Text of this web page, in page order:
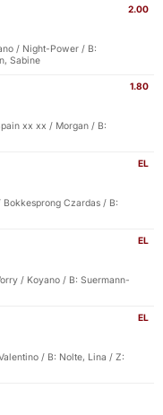
2.00
/ Night-Power / B:
Sabine
1.80
xx xx / Morgan / B:
EL
Czardas / B:
EL
/ Koyano / B: Suermann-
EL
/ B: Nolte, Lina / Z: